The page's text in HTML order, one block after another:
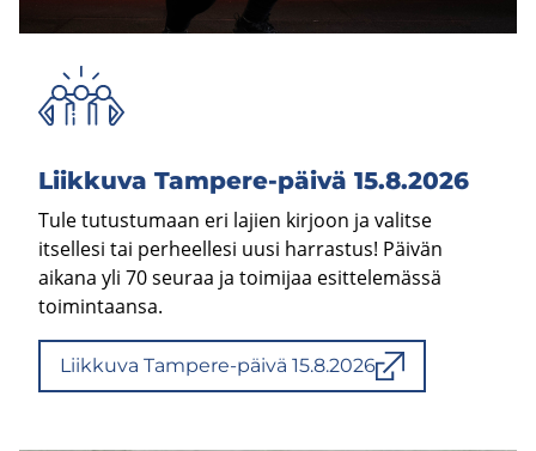
Liik­ku­va Tampere-​päivä 15.8.2026
Tule tutustumaan eri lajien kirjoon ja valitse
itsellesi tai perheellesi uusi harrastus! Päivän
aikana yli 70 seuraa ja toimijaa esittelemässä
toimintaansa.
Liik­ku­va Tampere-​päivä 15.8.2026